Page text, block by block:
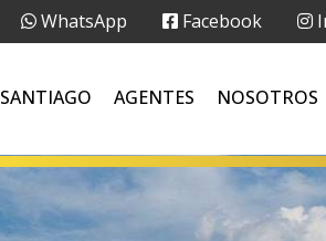
WhatsApp Facebook
SANTIAGO AGENTES NOSOTROS